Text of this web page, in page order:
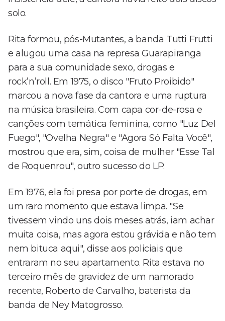
solo.
Rita formou, pós-Mutantes, a banda Tutti Frutti
e alugou uma casa na represa Guarapiranga
para a sua comunidade sexo, drogas e
rock’n’roll. Em 1975, o disco "Fruto Proibido"
marcou a nova fase da cantora e uma ruptura
na música brasileira. Com capa cor-de-rosa e
canções com temática feminina, como "Luz Del
Fuego", "Ovelha Negra" e "Agora Só Falta Você",
mostrou que era, sim, coisa de mulher "Esse Tal
de Roquenrou", outro sucesso do LP.
Em 1976, ela foi presa por porte de drogas, em
um raro momento que estava limpa. "Se
tivessem vindo uns dois meses atrás, iam achar
muita coisa, mas agora estou grávida e não tem
nem bituca aqui", disse aos policiais que
entraram no seu apartamento. Rita estava no
terceiro mês de gravidez de um namorado
recente, Roberto de Carvalho, baterista da
banda de Ney Matogrosso.